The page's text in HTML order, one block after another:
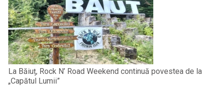
La Băiuț, Rock N’ Road Weekend continuă povestea de la
„Capătul Lumii”